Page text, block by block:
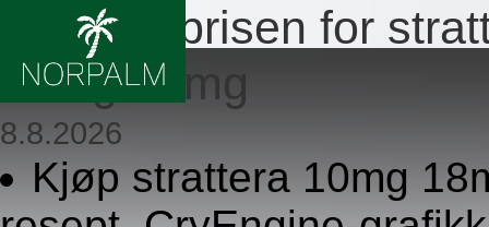
Billigste prisen for
40mg 60mg
8.8.2026
Kjøp strattera 10mg